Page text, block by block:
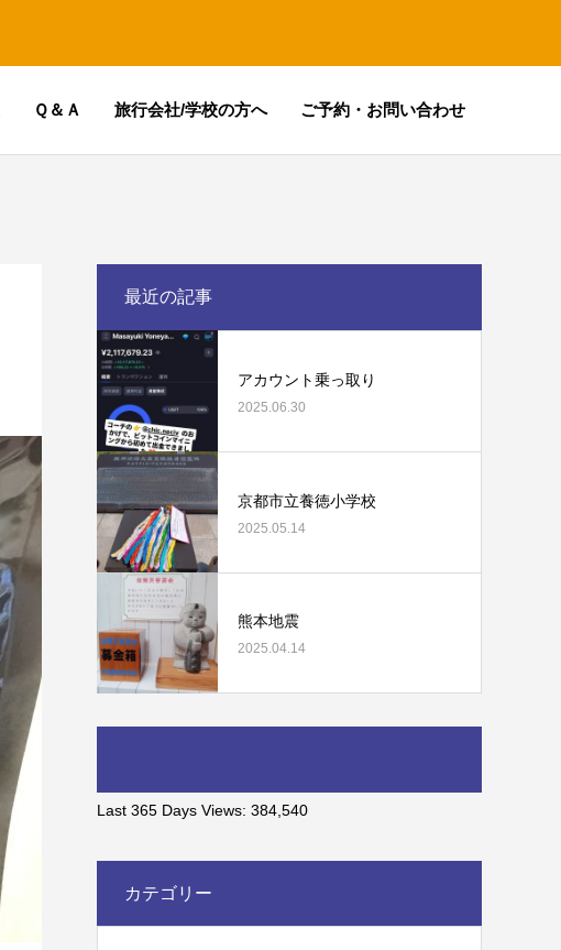
Ｑ＆Ａ 旅行会社/学校の方へ ご予約・お問い合わせ
最近の記事
アカウント乗っ取り
2025.06.30
京都市立養徳小学校
2025.05.14
熊本地震
2025.04.14
Last 365 Days Views: 384,540
カテゴリー